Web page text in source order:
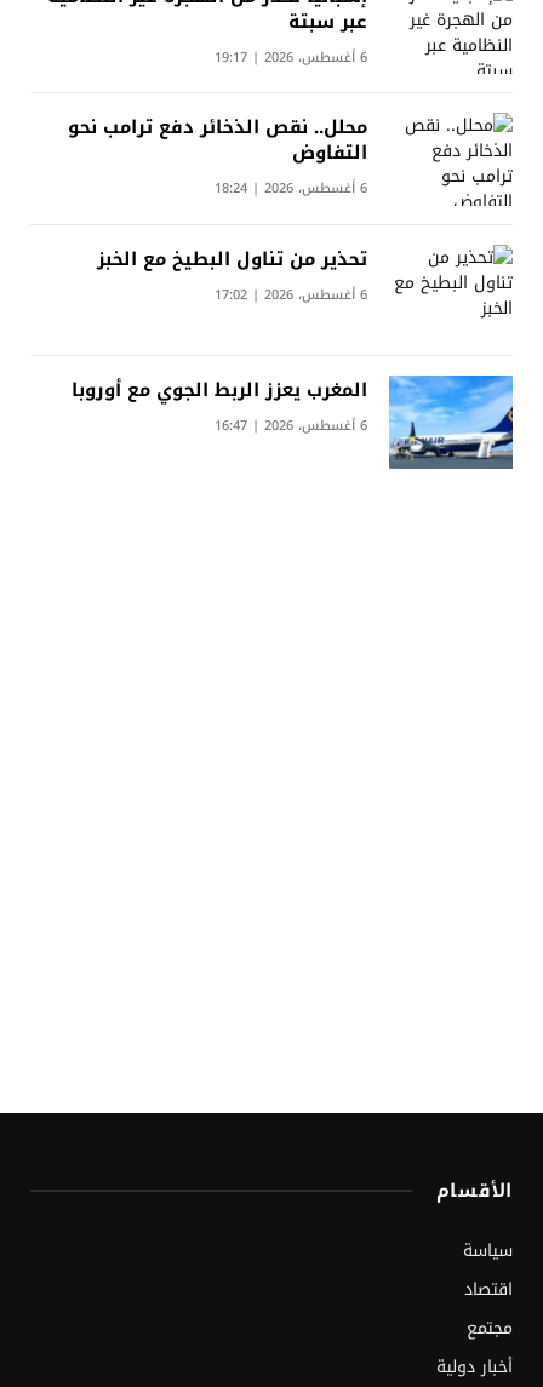
عبر سبتة
6 أغسطس، 2026 | 19:17
محلل.. نقص الذخائر دفع ترامب نحو
التفاوض
6 أغسطس، 2026 | 18:24
تحذير من تناول البطيخ مع الخبز
6 أغسطس، 2026 | 17:02
المغرب يعزز الربط الجوي مع أوروبا
6 أغسطس، 2026 | 16:47
الأقسام
سياسة
اقتصاد
مجتمع
أخبار دولية